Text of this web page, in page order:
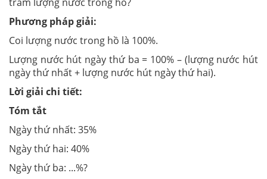
Phương pháp giải:
Coi lượng nước trong hồ là 100%.
Lượng nước hút ngày thứ ba = 100% – (lượng nước hút
ngày thứ nhất + lượng nước hút ngày thứ hai).
Lời giải chi tiết:
Tóm tắt
Ngày thứ nhất: 35%
Ngày thứ hai: 40%
Ngày thứ ba: ...%?